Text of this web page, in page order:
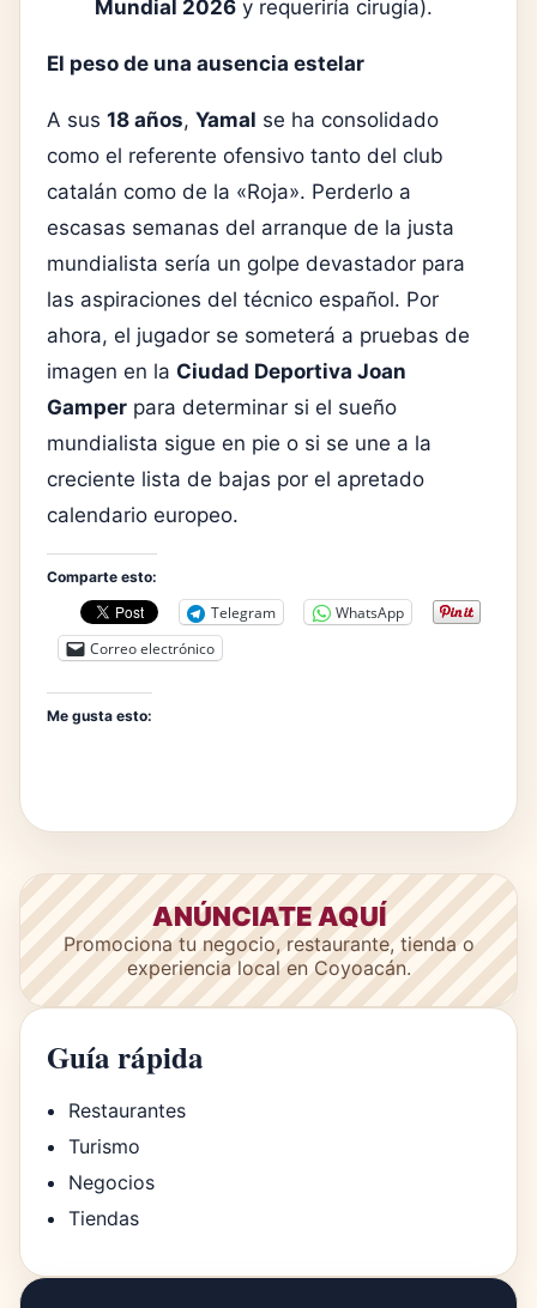
Mundial 2026 y requeriría cirugía).
El peso de una ausencia estelar
A sus 18 años, Yamal se ha consolidado
como el referente ofensivo tanto del club
catalán como de la «Roja». Perderlo a
escasas semanas del arranque de la justa
mundialista sería un golpe devastador para
las aspiraciones del técnico español. Por
ahora, el jugador se someterá a pruebas de
imagen en la Ciudad Deportiva Joan
Gamper para determinar si el sueño
mundialista sigue en pie o si se une a la
creciente lista de bajas por el apretado
calendario europeo.
Comparte esto:
Telegram
WhatsApp
Correo electrónico
Me gusta esto:
ANÚNCIATE AQUÍ
Promociona tu negocio, restaurante, tienda o
experiencia local en Coyoacán.
Guía rápida
Restaurantes
Turismo
Negocios
Tiendas